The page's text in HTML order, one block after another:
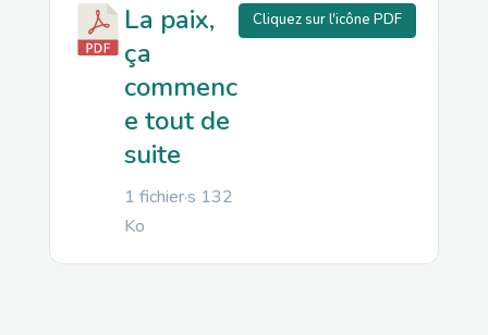
La paix,
ça
commenc
e tout de
suite
1 fichier·s 132
Ko
Cliquez sur l'icône PDF